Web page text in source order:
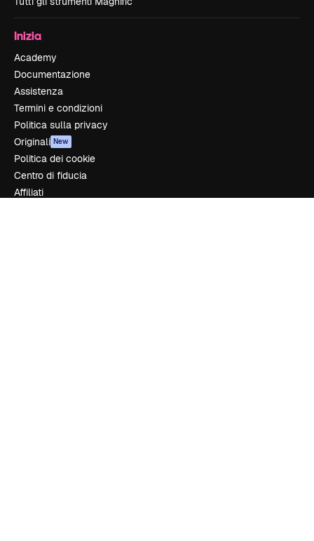
Inizia
Academy
Documentazione
Assistenza
Termini e condizioni
Politica sulla privacy
Originali New
Politica dei cookie
Centro di fiducia
Affiliati